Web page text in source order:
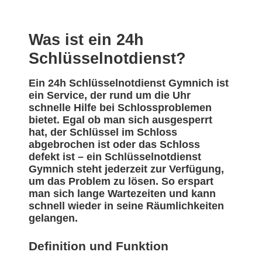
Was ist ein 24h
Schlüsselnotdienst?
Ein 24h Schlüsselnotdienst Gymnich ist
ein Service, der rund um die Uhr
schnelle Hilfe bei Schlossproblemen
bietet. Egal ob man sich ausgesperrt
hat, der Schlüssel im Schloss
abgebrochen ist oder das Schloss
defekt ist – ein Schlüsselnotdienst
Gymnich steht jederzeit zur Verfügung,
um das Problem zu lösen. So erspart
man sich lange Wartezeiten und kann
schnell wieder in seine Räumlichkeiten
gelangen.
Definition und Funktion